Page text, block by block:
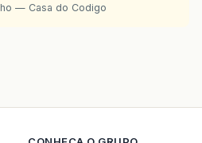
— Casa do Codigo